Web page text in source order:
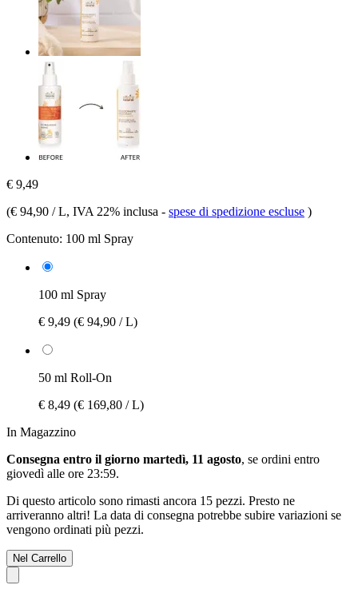
€ 9,49
(€ 94,90 / L, IVA 22% inclusa - spese di spedizione escluse )
Contenuto: 100 ml Spray
100 ml Spray
€ 9,49 (€ 94,90 / L)
50 ml Roll-On
€ 8,49 (€ 169,80 / L)
In Magazzino
Consegna entro il giorno martedì, 11 agosto, se ordini entro
giovedì alle ore 23:59.
Di questo articolo sono rimasti ancora 15 pezzi. Presto ne
arriveranno altri! La data di consegna potrebbe subire variazioni se
vengono ordinati più pezzi.
Nel Carrello